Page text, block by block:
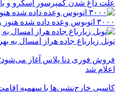
علت داغ شدن کمپرسور اسکرو و
۳۰۰۰ اتوبوس وعده داده شده هنوز وارد طرح اربعین نشده است
تونل زیارباغ جاده هراز امسال به
فروش فوری دنا پلاس آغاز
اعلام شد